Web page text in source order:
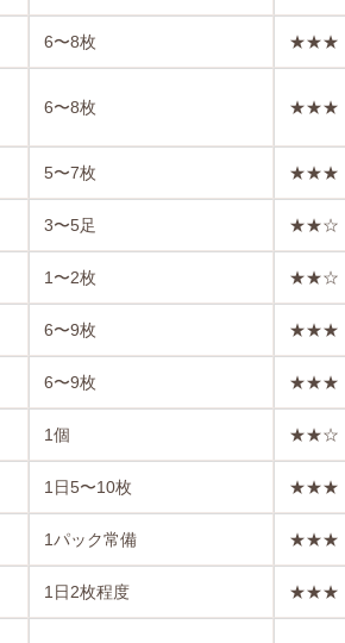
6〜8枚 ★★★
6〜8枚 ★★★
5〜7枚 ★★★
3〜5足 ★★☆
1〜2枚 ★★☆
6〜9枚 ★★★
6〜9枚 ★★★
1個 ★★☆
1日5〜10枚 ★★★
1パック常備 ★★★
1日2枚程度 ★★★